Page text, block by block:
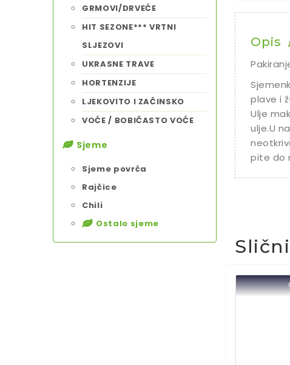
GRMOVI/DRVEĆE
HIT SEZONE*** VRTNI
SLJEZOVI
UKRASNE TRAVE
HORTENZIJE
LJEKOVITO I ZAČINSKO
VOĆE / BOBIČASTO VOĆE
Sjeme
Sjeme povrća
Rajčice
Chili
Ostalo sjeme
Opis
plave i
Ulje
ulje.U
pite do